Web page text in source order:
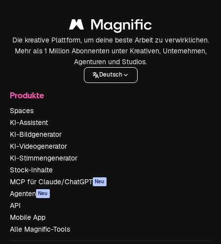
Die kreative Plattform, um deine beste Arbeit zu verwirklichen.
Mehr als 1 Million Abonnenten unter Kreativen, Unternehmen,
Agenturen und Studios.
Deutsch
Produkte
Spaces
KI-Assistent
KI-Bildgenerator
KI-Videogenerator
KI-Stimmengenerator
Stock-Inhalte
MCP für Claude/ChatGPT Neu
Agenten Neu
API
Mobile App
Alle Magnific-Tools